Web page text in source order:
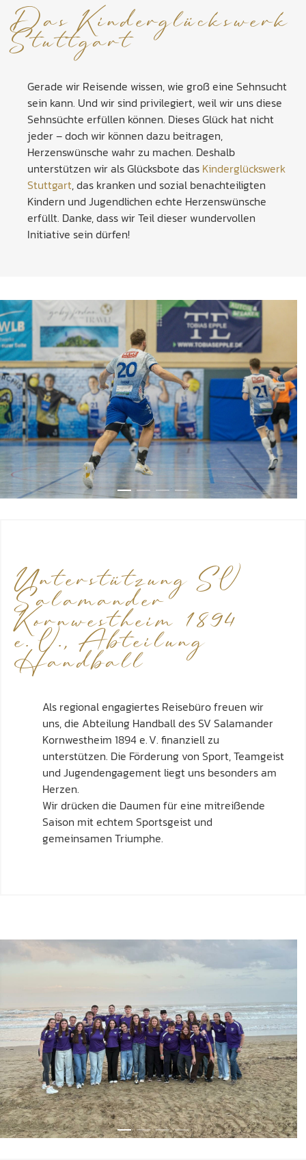
Das Kinderglückswerk
Stuttgart
Gerade wir Reisende wissen, wie groß eine Sehnsucht
sein kann. Und wir sind privilegiert, weil wir uns diese
Sehnsüchte erfüllen können. Dieses Glück hat nicht
jeder – doch wir können dazu beitragen,
Herzenswünsche wahr zu machen. Deshalb
unterstützen wir als Glücksbote das Kinderglückswerk
Stuttgart, das kranken und sozial benachteiligten
Kindern und Jugendlichen echte Herzenswünsche
erfüllt. Danke, dass wir Teil dieser wundervollen
Initiative sein dürfen!
Unterstützung SV
Salamander
Kornwestheim 1894
e. V., Abteilung
Handball
Als regional engagiertes Reisebüro freuen wir
uns, die Abteilung Handball des SV Salamander
Kornwestheim 1894 e. V. finanziell zu
unterstützen. Die Förderung von Sport, Teamgeist
und Jugendengagement liegt uns besonders am
Herzen.
Wir drücken die Daumen für eine mitreißende
Saison mit echtem Sportsgeist und
gemeinsamen Triumphe.